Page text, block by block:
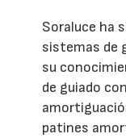
Soraluce ha
sistemas de
su
de guiado
patines